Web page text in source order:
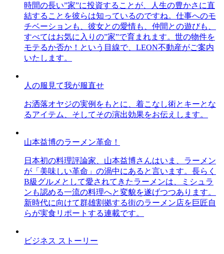
時間の長い”家”に投資することが、人生の豊かさに直
結することを彼らは知っているのですね。仕事へのモ
チベーションも、彼女との愛情も、仲間との遊びも、
すべてはお気に入りの”家”で育まれます。世の物件を
モテるか否か！という目線で、LEON不動産がご案内
いたします。
人の服見て我が服直せ
お洒落オヤジの実例をもとに、着こなし術とキーとな
るアイテム、そしてその演出効果をお伝えします。
山本益博のラーメン革命！
日本初の料理評論家、山本益博さんはいま、ラーメン
が「美味しい革命」の渦中にあると言います。長らく
B級グルメとして愛されてきたラーメンは、ミシュラ
ンも認める一流の料理へと変貌を遂げつつあります。
新時代に向けて群雄割拠する街のラーメン店を巨匠自
らが実食リポートする連載です。
ビジネス ストーリー